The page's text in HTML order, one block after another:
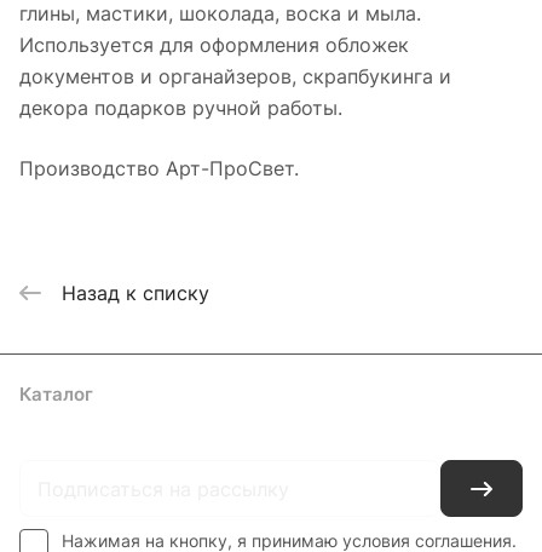
глины, мастики, шоколада, воска и мыла.
Используется для оформления обложек
документов и органайзеров, скрапбукинга и
декора подарков ручной работы.
Производство Арт-ПроСвет.
Назад к списку
Каталог
Нажимая на кнопку, я принимаю условия соглашения.